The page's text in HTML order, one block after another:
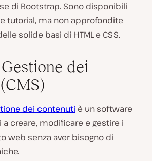
di Bootstrap. Sono disponibili
tutorial, ma non approfondite
solide basi di HTML e CSS.
dei
dei contenuti è un software
a creare, modificare e gestire i
web senza aver bisogno di